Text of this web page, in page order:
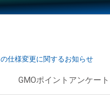
仕様変更に関するお知らせ
GMOポイントアンケート